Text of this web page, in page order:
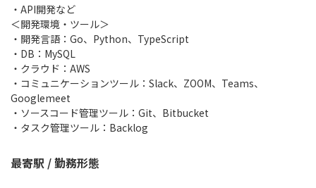
・API開発など
＜開発環境・ツール＞
・開発言語：Go、Python、TypeScript
・DB：MySQL
・クラウド：AWS
・コミュニケーションツール：Slack、ZOOM、Teams、
Googlemeet
・ソースコード管理ツール：Git、Bitbucket
・タスク管理ツール：Backlog
最寄駅 / 勤務形態